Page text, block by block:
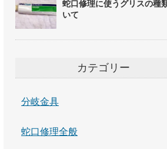
蛇口修理に使うグリスの種
いて
カテゴリー
分岐金具
蛇口修理全般